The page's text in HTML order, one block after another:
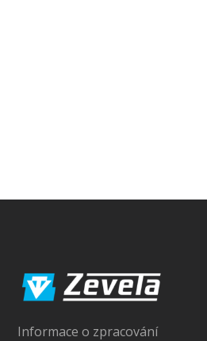
Informace o zpracování